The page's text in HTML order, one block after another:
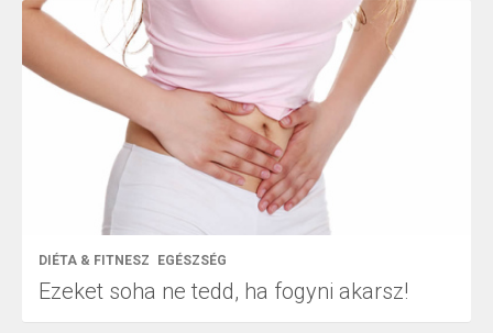
DIÉTA & FITNESZ EGÉSZSÉG
Ezeket soha ne tedd, ha fogyni akarsz!